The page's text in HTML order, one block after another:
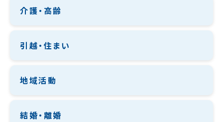
介護・高齢
引越・住まい
地域活動
結婚・離婚